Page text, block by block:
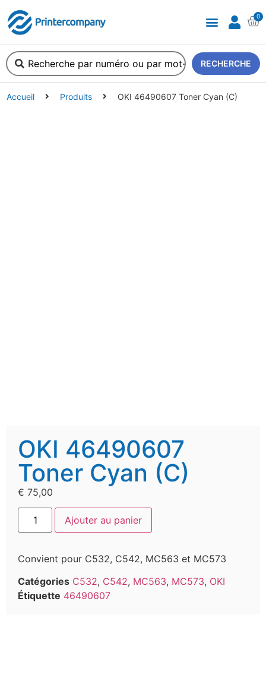
0
RECHERCHE
Accueil Produits OKI 46490607 Toner Cyan (C)
OKI 46490607
Toner Cyan (C)
€ 75,00
Ajouter au panier
Convient pour C532, C542, MC563 et MC573
Catégories C532, C542, MC563, MC573, OKI
Étiquette 46490607